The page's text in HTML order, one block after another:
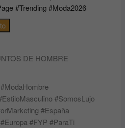
#Trending #Moda2026
DE HOMBRE
#SomosLujo
#España
#FYP #ParaTi